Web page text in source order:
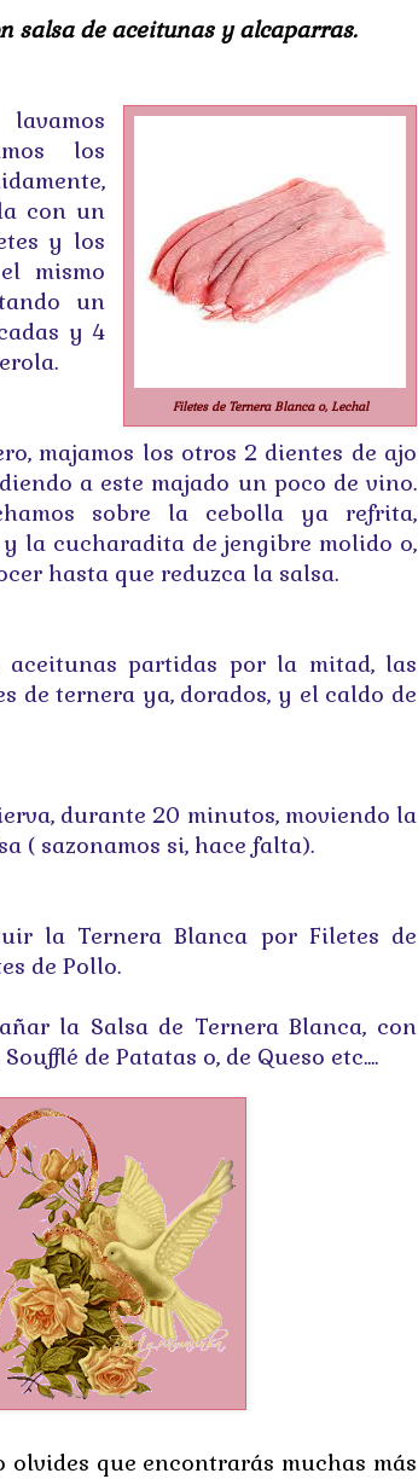
salsa de aceitunas y alcaparras.
Filetes de Ternera Blanca o, Lechal
los
con un
y los
mismo
un
y 4
majamos los otros 2 dientes de ajo
a este majado un poco de vino.
sobre la cebolla ya refrita,
la cucharadita de jengibre molido o,
hasta que reduzca la salsa.
aceitunas partidas por la mitad, las
de ternera ya, dorados, y el caldo de
durante 20 minutos, moviendo la
( sazonamos si, hace falta).
la Ternera Blanca por Filetes de
de Pollo.
la Salsa de Ternera Blanca, con
de Patatas o, de Queso etc....
que encontrarás muchas más